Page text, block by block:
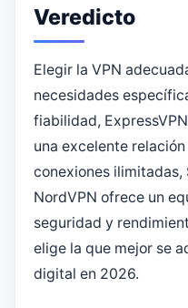
Veredicto
Elegir la VPN
necesidades
fiabilidad,
una excelente
conexiones ilimitadas,
NordVPN ofrece un
seguridad y
elige la que mejor se
digital en 2026.